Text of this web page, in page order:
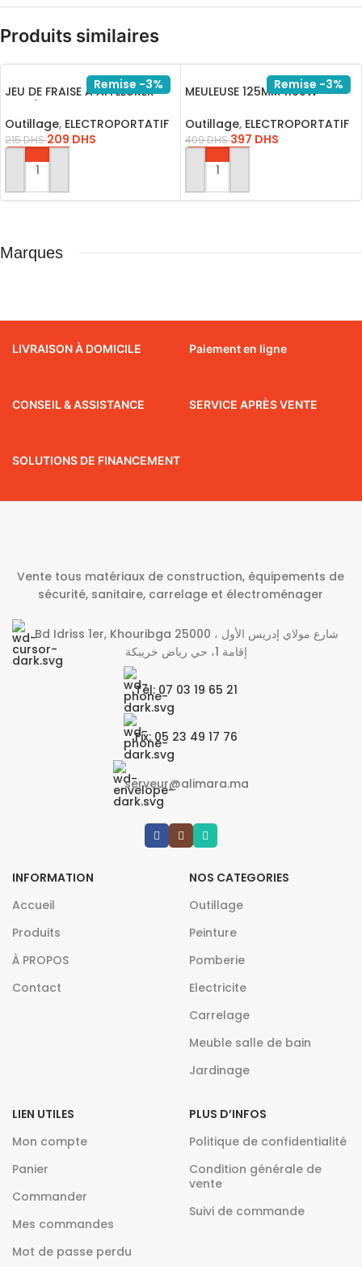
Produits similaires
Remise -3%
JEU DE FRAISE A AFFLEURER
Outillage, ELECTROPORTATIF
215DHS 209 DHS
AJOUTER AU PANIER
Remise -3%
MEULEUSE 125MM 1100W
Outillage, ELECTROPORTATIF
409DHS 397 DHS
AJOUTER AU PANIER
Marques
LIVRAISON À DOMICILE Paiement en ligne
CONSEIL & ASSISTANCE SERVICE APRÈS VENTE
SOLUTIONS DE FINANCEMENT
Vente tous matériaux de construction, équipements de
sécurité, sanitaire, carrelage et électroménager
Bd Idriss 1er, Khouribga 25000 شارع مولاي إدريس الأول ،
إقامة 1، حي رياض خريبكة
Tél: 07 03 19 65 21
Fix: 05 23 49 17 76
serveur@alimara.ma
INFORMATION
Accueil
Produits
À PROPOS
Contact
NOS CATEGORIES
Outillage
Peinture
Pomberie
Electricite
Carrelage
Meuble salle de bain
Jardinage
LIEN UTILES
Mon compte
Panier
Commander
Mes commandes
Mot de passe perdu
PLUS D’INFOS
Politique de confidentialité
Condition générale de
vente
Suivi de commande